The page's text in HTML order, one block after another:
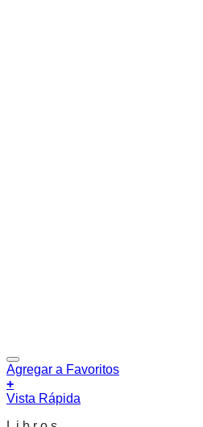
Agregar a Favoritos
+
Vista Rápida